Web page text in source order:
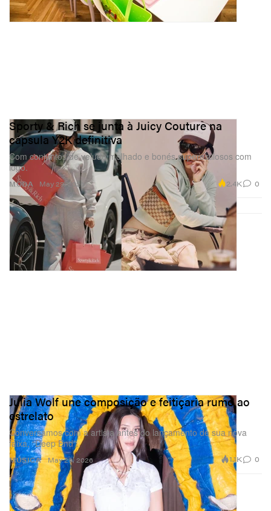
MODA
Sporty & Rich se junta à Juicy Couture na
cápsula Y2K definitiva
Com conjuntos de veludo molhado e bonés superestilosos com
logo.
May 29, 2026 2.4K 0
MÚSICA
Julia Wolf une composição e feitiçaria rumo ao
estrelato
Conversamos com a artista antes do lançamento de sua nova
faixa, “Deep End”.
May 29, 2026 1.1K 0